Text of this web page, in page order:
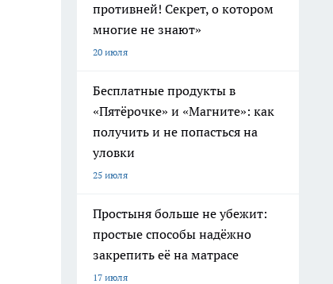
противней! Секрет, о котором
многие не знают»
20 июля
Бесплатные продукты в
«Пятёрочке» и «Магните»: как
получить и не попасться на
уловки
25 июля
Простыня больше не убежит:
простые способы надёжно
закрепить её на матрасе
17 июля